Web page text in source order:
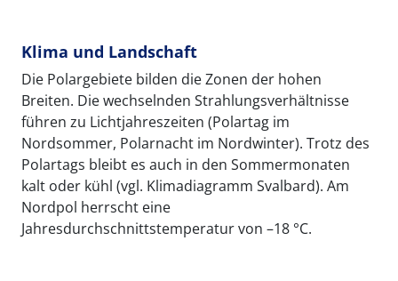
Klima und Landschaft
Die Polargebiete bilden die Zonen der hohen
Breiten. Die wechselnden Strahlungsverhältnisse
führen zu Lichtjahreszeiten (Polartag im
Nordsommer, Polarnacht im Nordwinter). Trotz des
Polartags bleibt es auch in den Sommermonaten
kalt oder kühl (vgl. Klimadiagramm Svalbard). Am
Nordpol herrscht eine
Jahresdurchschnittstemperatur von –18 °C.